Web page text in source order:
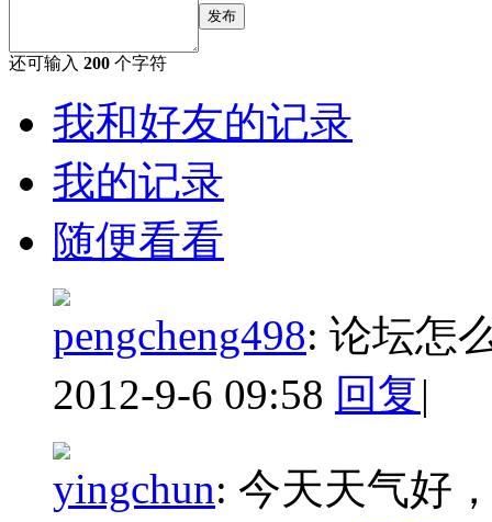
发布
还可输入 200 个字符
我和好友的记录
我的记录
随便看看
pengcheng498: 论坛怎
2012-9-6 09:58 回复|
yingchun: 今天天气好